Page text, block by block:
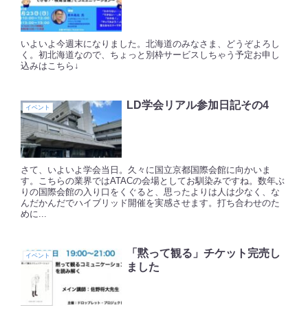
いよいよ今週末になりました。北海道のみなさま、どうぞよろし
く。初北海道なので、ちょっと別枠サービスしちゃう予定お申し
込みはこちら↓
イベント LD学会リアル参加日記その4
さて、いよいよ学会当日。久々に国立京都国際会館に向かいま
す。こちらの業界ではATACの会場としてお馴染みですね。数年ぶ
りの国際会館の入り口をくぐると、思ったよりは人は少なく、な
んだかんだでハイブリッド開催を実感させます。打ち合わせのた
めに...
イベント
「黙って観る」チケット完売し
ました